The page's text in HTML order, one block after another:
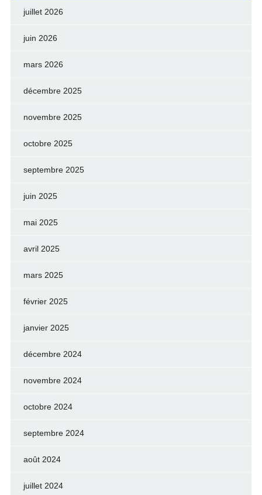
juillet 2026
juin 2026
mars 2026
décembre 2025
novembre 2025
octobre 2025
septembre 2025
juin 2025
mai 2025
avril 2025
mars 2025
février 2025
janvier 2025
décembre 2024
novembre 2024
octobre 2024
septembre 2024
août 2024
juillet 2024